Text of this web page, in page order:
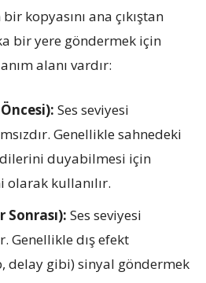
kopyasını ana çıkıştan
bir yere göndermek için
alanı vardır:
Ses seviyesi
Genellikle sahnedeki
duyabilmesi için
kullanılır.
Sonrası): Ses seviyesi
Genellikle dış efekt
delay gibi) sinyal göndermek